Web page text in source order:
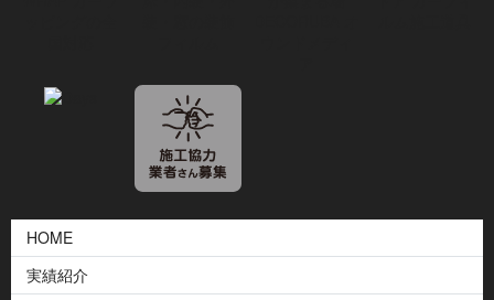
HOME
実績紹介